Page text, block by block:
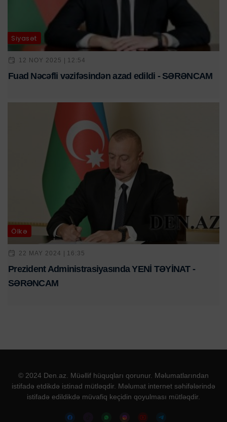
Siyasət
12 NOY 2025 | 12:54
Fuad Nəcəfli vəzifəsindən azad edildi - SƏRƏNCAM
Ölkə
22 MAY 2024 | 16:35
Prezident Administrasiyasında YENİ TƏYİNAT -
SƏRƏNCAM
© 2024 Den.az. Müəllif hüquqları qorunur. Məlumatlarından
istifadə etdikdə istinad mütləqdir. Məlumat internet səhifələrində
istifadə edildikdə müvafiq keçidin qoyulması mütləqdir.